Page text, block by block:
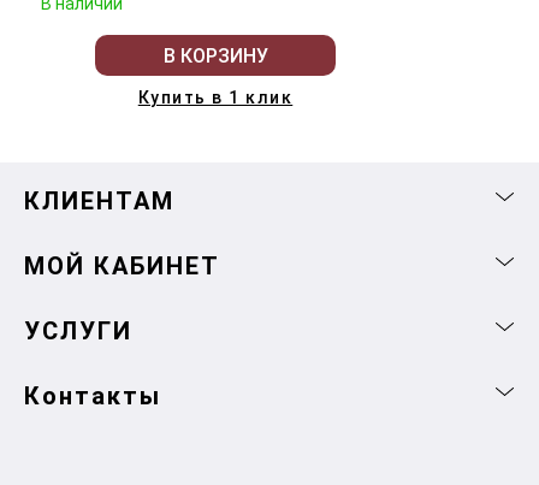
В наличии
В КОРЗИНУ
Купить в 1 клик
КЛИЕНТАМ
МОЙ КАБИНЕТ
УСЛУГИ
Контакты